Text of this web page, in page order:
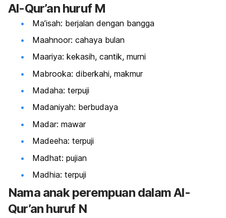
Al-Qur’an huruf M
Ma’isah: berjalan dengan bangga
Maahnoor: cahaya bulan
Maariya: kekasih, cantik, murni
Mabrooka: diberkahi, makmur
Madaha: terpuji
Madaniyah: berbudaya
Madar: mawar
Madeeha: terpuji
Madhat: pujian
Madhia: terpuji
Nama anak perempuan dalam Al-
Qur’an huruf N